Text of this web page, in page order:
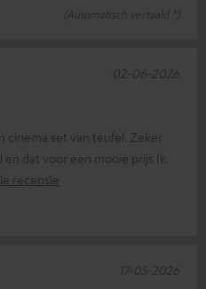
(Automatisch vertaald *)
cinema set van teufel. Zeker
dat voor een mooie prijs Ik
recensie
02-06-2026
17-05-2026